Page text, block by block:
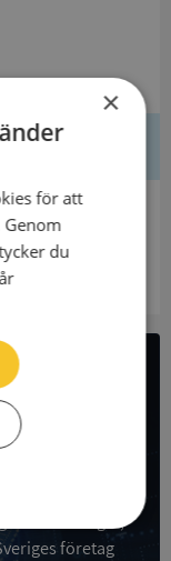
API
företag
×
för att
du